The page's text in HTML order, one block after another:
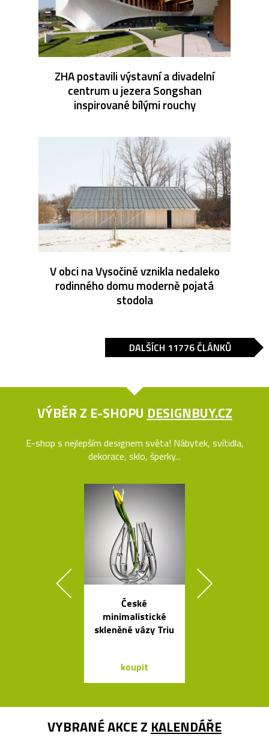
ZHA postavili výstavní a divadelní
centrum u jezera Songshan
inspirované bílými rouchy
V obci na Vysočině vznikla nedaleko
rodinného domu moderně pojatá
stodola
DALŠÍCH 11776 ČLÁNKŮ
VÝBĚR Z E-SHOPU DESIGNBUY.CZ
E-shop s nejlepším designem světa! Nábytek, svítidla,
dekorace, sklo, šperky...
České
minimalistické
skleněné vázy Triu
koupit
VYBRANÉ AKCE Z KALENDÁŘE